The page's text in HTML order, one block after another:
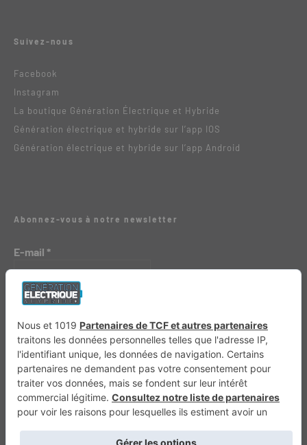
Suivez-nous
Facebook
Instagram
La boutique Génération Électrique et Hybride
Génération électrique et hybride sur l’app IOS
Génération électrique et hybride sur l’app Android
Abonnez-vous à notre newsletter
E-mail *
Génération 4×4 Génération Sans Permis VTTAE.fr FullAttack MX2K